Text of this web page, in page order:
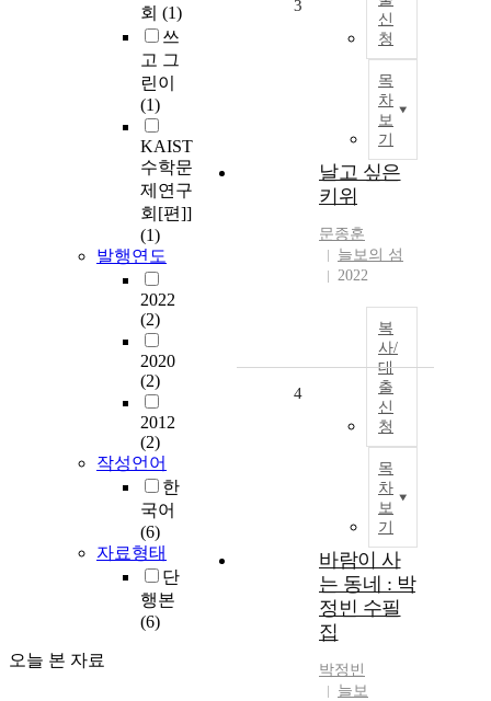
회 (1)
쓰
고 그
린이
(1)
KAIST
수학문
제연구
회[편]]
(1)
발행연도
2022
(2)
2020
(2)
2012
(2)
작성언어
한
국어
(6)
자료형태
단
행본
(6)
오늘 본 자료
신
청
목
차
보
기
3
날고 싶은
키위
문종훈
늘보의 섬
2022
복
사/
대
출
신
청
목
차
보
기
4
바람이 사
는 동네 : 박
정빈 수필
집
박정빈
늘보